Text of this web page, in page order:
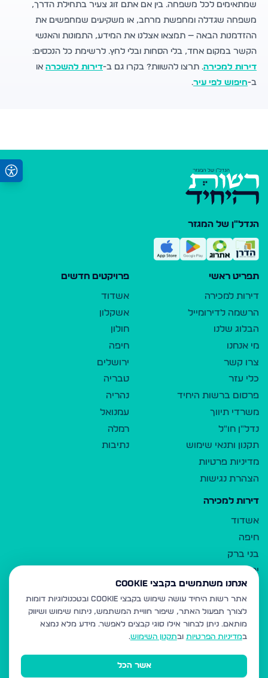
שמתאימים לכל משפחה. בין אם אתם זוג צעיר בתחילת הדרך,
משפחה שגדלה ומחפשת מרחב, או משקיעים שמחפשים את
ההזדמנות הבאה — תמצאו אצלנו את המידע, התמונות והאנשי
הקשר במקום אחד, בלי הסחות ובלי לחץ. לרשימת כל הנכסים:
דירות למכירה. תרצו להשוות? בקרו גם ב-דירות להשכרה או
ב-חיפוש לפי עיר.
הנדל"ן של המגזר
תפריט ראשי
דירות למכירה
הרשמה לדירומייל
הבלוג שלנו
מי אנחנו
צרו קשר
כלי עזר
פרסום ברשות היחיד
משרדי תיווך
נדל"ן חו"ל
תקנון ותנאי שימוש
מדיניות פרטיות
הצהרת נגישות
פרויקטים חדשים
אשדוד
אשקלון
חולון
חיפה
ירושלים
טבריה
נהריה
עמנואל
רמלה
נתיבות
דירות למכירה
אשדוד
חיפה
בני ברק
ירושלים
אלעד
גבעת זאב
בית שמש
רכסים
מודיעין עילית
אנחנו משתמשים בקבצי Cookie
אתר רשות היחיד עושה שימוש בקבצי Cookie ובטכנולוגיות דומות
לצורך תפעול האתר, שיפור חוויית המשתמש, ניתוח שימוש ושיווק
מותאם. ניתן לבחור אילו סוגי קבצים לאפשר. מידע מלא נמצא
במדיניות הפרטיות ובתקנון השימוש.
אשר הכל